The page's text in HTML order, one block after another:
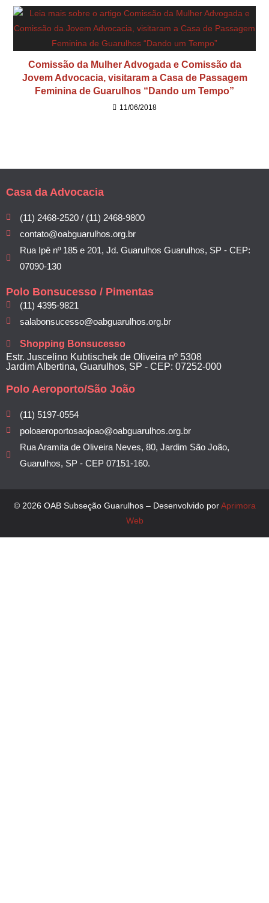
Comissão da Mulher Advogada e Comissão da
Jovem Advocacia, visitaram a Casa de Passagem
Feminina de Guarulhos “Dando um Tempo”
11/06/2018
Casa da Advocacia
(11) 2468-2520 / (11) 2468-9800
contato@oabguarulhos.org.br
Rua Ipê nº 185 e 201, Jd. Guarulhos Guarulhos, SP - CEP:
07090-130
Polo Bonsucesso / Pimentas
(11) 4395-9821
salabonsucesso@oabguarulhos.org.br
Shopping Bonsucesso
Estr. Juscelino Kubtischek de Oliveira nº 5308
Jardim Albertina, Guarulhos, SP - CEP: 07252-000
Polo Aeroporto/São João
(11) 5197-0554
poloaeroportosaojoao@oabguarulhos.org.br
Rua Aramita de Oliveira Neves, 80, Jardim São João,
Guarulhos, SP - CEP 07151-160.
© 2026 OAB Subseção Guarulhos – Desenvolvido porAprimora
Web